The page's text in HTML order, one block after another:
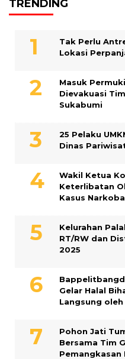
TRENDING
Tak Perlu
Lokasi
Masuk
Dievakuasi
Sukabumi
25 Pelaku
Dinas
Wakil Ketua
Keterlibatan
Kasus Narkoba
Kelurahan
RT/RW dan
2025
Gelar Halal
Langsung
Pohon Jati
Bersama Tim